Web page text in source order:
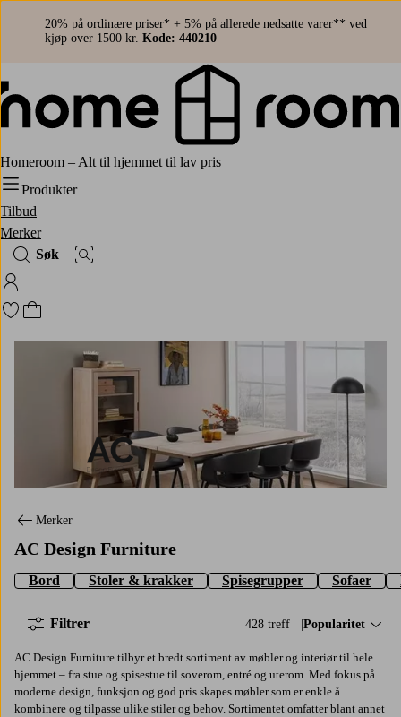
20% på ordinære priser* + 5% på allerede nedsatte varer** ved
kjøp over 1500 kr. Kode: 440210
Homeroom – Alt til hjemmet til lav pris
Produkter
Tilbud
Merker
Søk
Bildesøk
Logg på Homeroom
Gå til favorittmerkede produkter
Gå til handlekurven
AC Design Furniture
Merker
AC Design Furniture
Bord Stoler & krakker Spisegrupper Sofaer
428 treff Sorter på:
Popularitet
Filtrer
AC Design Furniture tilbyr et bredt sortiment av møbler og interiør til hele
hjemmet – fra stue og spisestue til soverom, entré og uterom. Med fokus på
moderne design, funksjon og god pris skapes møbler som er enkle å
kombinere og tilpasse ulike stiler og behov. Sortimentet omfatter blant annet